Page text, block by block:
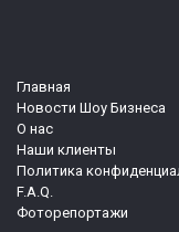
Главная
Новости Шоу Бизнеса
О нас
Наши клиенты
Политика
F.A.Q.
Фоторепортажи